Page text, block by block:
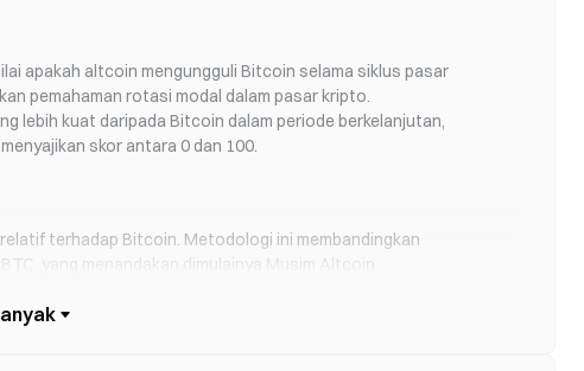
apakah altcoin mengungguli Bitcoin selama siklus pasar
pemahaman rotasi modal dalam pasar kripto.
lebih kuat daripada Bitcoin dalam periode berkelanjutan,
skor antara 0 dan 100.
terhadap Bitcoin. Metodologi ini membandingkan
yang menandakan dimulainya Musim Altcoin.
token yang dipatok)